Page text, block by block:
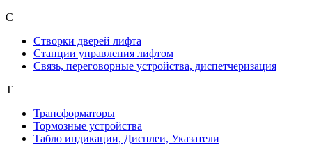
С
Створки дверей лифта
Станции управления лифтом
Связь, переговорные устройства, диспетчеризация
Т
Трансформаторы
Тормозные устройства
Табло индикации, Дисплеи, Указатели